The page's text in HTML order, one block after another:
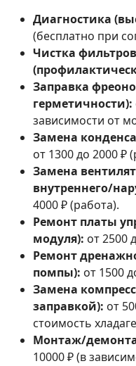
Диагностика
(бесплатно при
Чистка
Заправка
герметичности):
зависимости от
Замена
от 1300 до 2000 ₽
Замена
внутреннего/
4000 ₽ (работа).
Ремонт платы
модуля): от 2500
Ремонт
помпы): от 1500
Замена
заправкой): от
стоимость
Монтаж/
10000 ₽ (в